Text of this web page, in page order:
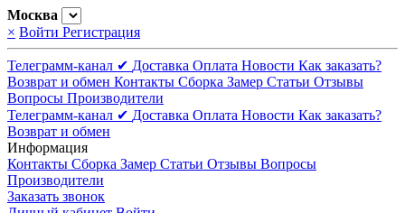
Москва
× Войти Регистрация
Телеграмм-канал ✔ Доставка Оплата Новости Как заказать?
Возврат и обмен Контакты Сборка Замер Статьи Отзывы
Вопросы Производители
Телеграмм-канал ✔ Доставка Оплата Новости Как заказать?
Возврат и обмен
Информация
Контакты Сборка Замер Статьи Отзывы Вопросы
Производители
Заказать звонок